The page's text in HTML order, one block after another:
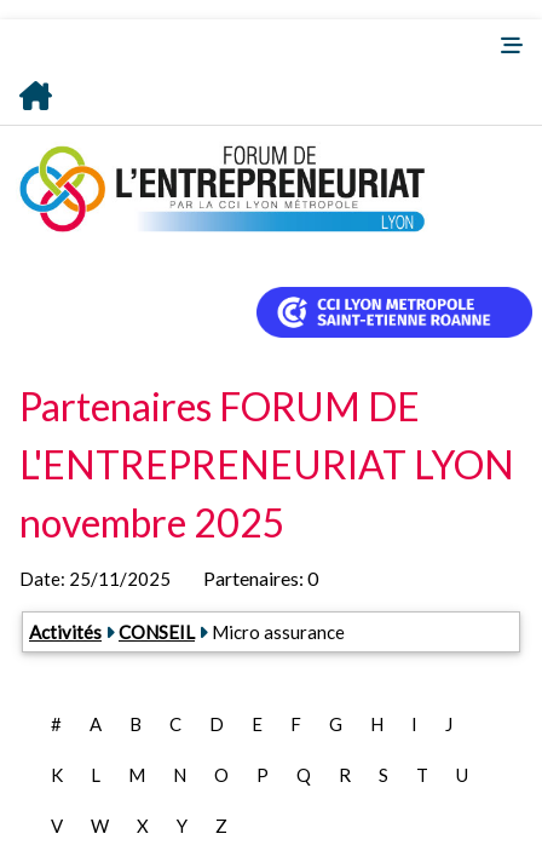
Partenaires FORUM DE
L'ENTREPRENEURIAT LYON
novembre 2025
Date: 25/11/2025 Partenaires: 0
Activités CONSEIL Micro assurance
# A B C D E F G H I J
K L M N O P Q R S T U
V W X Y Z